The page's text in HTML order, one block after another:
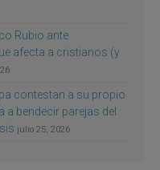
Rubio ante
afecta a cristianos (y
contestan a su propio
a bendecir parejas del
julio 25, 2026